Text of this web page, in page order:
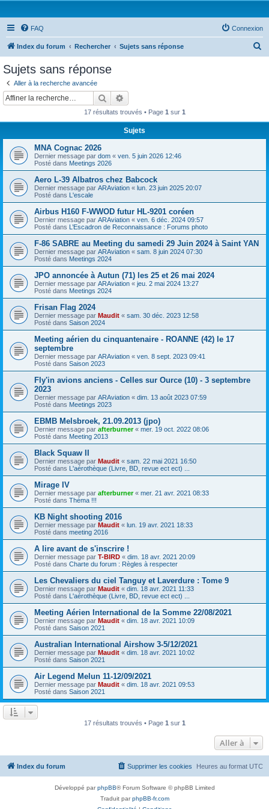
FAQ Connexion
Index du forum Rechercher Sujets sans réponse
Sujets sans réponse
Aller à la recherche avancée
Rechercher
17 résultats trouvés • Page 1 sur 1
Sujets
MNA Cognac 2026
Dernier message par dom « ven. 5 juin 2026 12:46
Posté dans Meetings 2026
Aero L-39 Albatros chez Babcock
Dernier message par ARAviation « lun. 23 juin 2025 20:07
Posté dans L'escale
Airbus H160 F-WWOD futur HL-9201 coréen
Dernier message par ARAviation « ven. 6 déc. 2024 09:57
Posté dans L’Escadron de Reconnaissance : Forums photo
F-86 SABRE au Meeting du samedi 29 Juin 2024 à Saint YAN
Dernier message par ARAviation « sam. 8 juin 2024 07:30
Posté dans Meetings 2024
JPO annoncée à Autun (71) les 25 et 26 mai 2024
Dernier message par ARAviation « jeu. 2 mai 2024 13:27
Posté dans Meetings 2024
Frisan Flag 2024
Dernier message par Maudit « sam. 30 déc. 2023 12:58
Posté dans Saison 2024
Meeting aérien du cinquantenaire - ROANNE (42) le 17
septembre
Dernier message par ARAviation « ven. 8 sept. 2023 09:41
Posté dans Saison 2023
Fly'in avions anciens - Celles sur Ource (10) - 3 septembre
2023
Dernier message par ARAviation « dim. 13 août 2023 07:59
Posté dans Meetings 2023
EBMB Melsbroek, 21.09.2013 (jpo)
Dernier message par afterburner« mer. 19 oct. 2022 08:06
Posté dans Meeting 2013
Black Squaw II
Dernier message par Maudit « sam. 22 mai 2021 16:50
Posté dans L'aérothèque (Livre, BD, revue ect ect) ...
Mirage IV
Dernier message par afterburner« mer. 21 avr. 2021 08:33
Posté dans Théma !!!
KB Night shooting 2016
Dernier message par Maudit « lun. 19 avr. 2021 18:33
Posté dans meeting 2016
A lire avant de s'inscrire !
Dernier message par T-BIRD « dim. 18 avr. 2021 20:09
Posté dans Charte du forum : Règles à respecter
Les Chevaliers du ciel Tanguy et Laverdure : Tome 9
Dernier message par Maudit « dim. 18 avr. 2021 11:33
Posté dans L'aérothèque (Livre, BD, revue ect ect) ...
Meeting Aérien International de la Somme 22/08/2021
Dernier message par Maudit « dim. 18 avr. 2021 10:09
Posté dans Saison 2021
Australian International Airshow 3-5/12/2021
Dernier message par Maudit « dim. 18 avr. 2021 10:02
Posté dans Saison 2021
Air Legend Melun 11-12/09/2021
Dernier message par Maudit « dim. 18 avr. 2021 09:53
Posté dans Saison 2021
17 résultats trouvés • Page 1 sur 1
Aller à
Index du forum Heures au format UTC
Supprimer les cookies
Développé parphpBB® Forum Software © phpBB Limited
Traduit parphpBB-fr.com